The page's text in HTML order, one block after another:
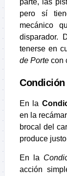
pero sí
mecánico
disparador.
tenerse en
de Porte con
Condición
En la
en la
brocal del
produce
En la
acción